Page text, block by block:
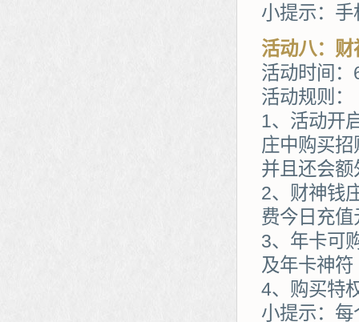
小提示：
活动八：财
活动时间
活动规则：
1、活动开
庄中购买
并且还会
2、财神钱
费今日充值
3、年卡可
及年卡神符
4、购买特
小提示：